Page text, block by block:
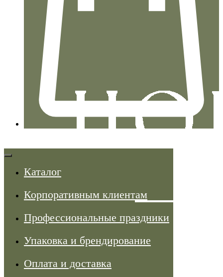
Каталог
Корпоративным клиентам
Профессиональные праздники
Упаковка и брендирование
Оплата и доставка